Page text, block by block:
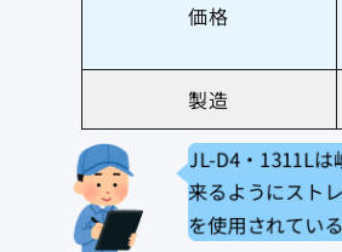
価格
製造
JL-D4・1311Lは
来るようにスト
を使用されてい